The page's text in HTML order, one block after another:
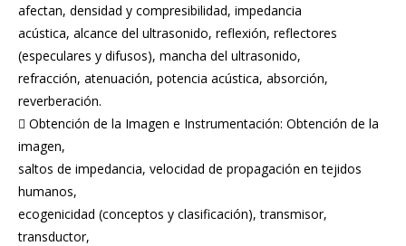
afectan, densidad y compresibilidad, impedancia
acústica, alcance del ultrasonido, reflexión, reflectores
(especulares y difusos), mancha del ultrasonido,
refracción, atenuación, potencia acústica, absorción,
reverberación.
 Obtención de la Imagen e Instrumentación: Obtención de la
imagen,
saltos de impedancia, velocidad de propagación en tejidos
humanos,
ecogenicidad (conceptos y clasificación), transmisor,
transductor,